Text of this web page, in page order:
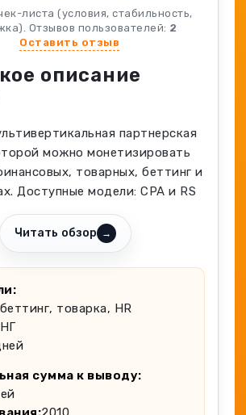
листа (условия, стабильность,
Отзывов пользователей: 2
Оставить отзыв
описание
партнерская
можно монетизировать
товарных, беттинг и
Доступные модели: CPA и RS
Читать обзор →
товарка, HR
сумма к выводу: